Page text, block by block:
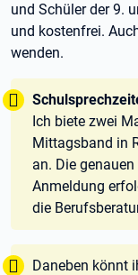
und Schüler der 9.
und kostenfrei.
wenden.
Tipp:
Ich biete zwei
Mittagsband in
an. Die
Anmeldung
die
Tipp:
Daneben könnt